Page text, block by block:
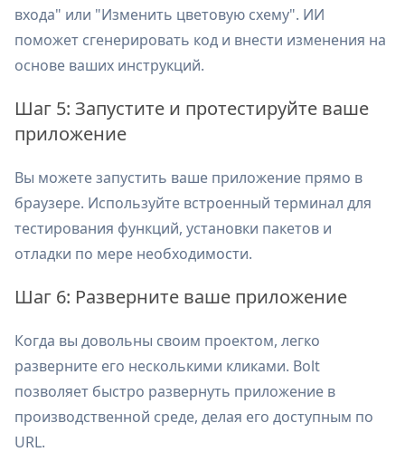
входа" или "Изменить цветовую схему". ИИ
поможет сгенерировать код и внести изменения на
основе ваших инструкций.
Шаг 5: Запустите и протестируйте ваше
приложение
Вы можете запустить ваше приложение прямо в
браузере. Используйте встроенный терминал для
тестирования функций, установки пакетов и
отладки по мере необходимости.
Шаг 6: Разверните ваше приложение
Когда вы довольны своим проектом, легко
разверните его несколькими кликами. Bolt
позволяет быстро развернуть приложение в
производственной среде, делая его доступным по
URL.